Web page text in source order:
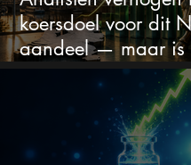
koersdoel voor dit
aandeel — maar is
om in te stappen?